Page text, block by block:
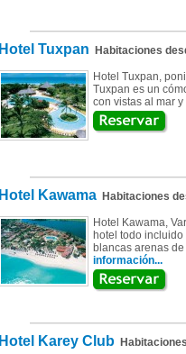
Hotel Tuxpan Habitaciones
Hotel Tuxpan,
Tuxpan es un
con vistas al mar
Hotel KawamaHabitaciones
Hotel Kawama,
hotel todo
blancas arenas
información...
Hotel Karey Club